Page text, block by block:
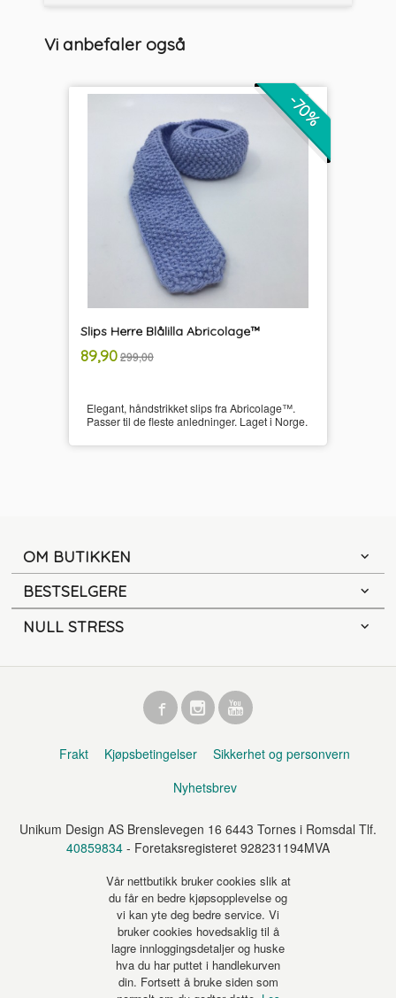
Vi anbefaler også
Slips Herre Blålilla Abricolage™
Tilbud
89,90299,00
-70%
mva.
Elegant, håndstrikket slips fra Abricolage™.
Passer til de fleste anledninger. Laget i Norge.
OM BUTIKKEN
BESTSELGERE
NULL STRESS
Frakt Kjøpsbetingelser
Sikkerhet og personvern
Nyhetsbrev
Unikum Design AS Brenslevegen 16 6443 Tornes i Romsdal Tlf.
40859834 - Foretaksregisteret 928231194MVA
Vår nettbutikk bruker cookies slik at
du får en bedre kjøpsopplevelse og
vi kan yte deg bedre service. Vi
bruker cookies hovedsaklig til å
lagre innloggingsdetaljer og huske
hva du har puttet i handlekurven
din. Fortsett å bruke siden som